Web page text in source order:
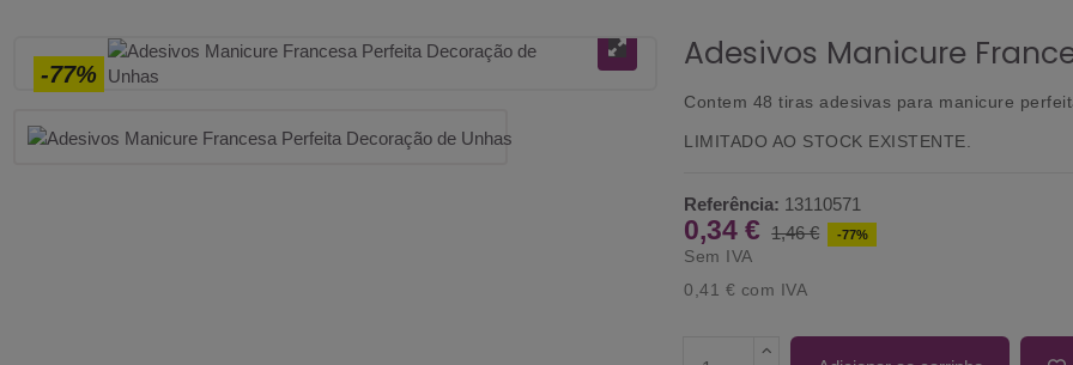
-77% Adesivos Manicure
Contem 48 tiras adesivas para manicure
LIMITADO AO STOCK EXISTENTE.
Referência: 13110571
0,34 € 1,46 € -77%
Sem IVA
0,41 € com IVA